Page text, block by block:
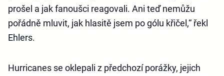
prošel a jak fanoušci reagovali. Ani teď nemůžu
pořádně mluvit, jak hlasitě jsem po gólu křičel,“ řekl
Ehlers.
Hurricanes se oklepali z předchozí porážky, jejich